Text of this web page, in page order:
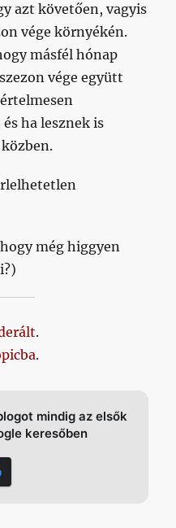
azt követően, vagyis
vége környékén.
másfél hónap
vége együtt
ha lesznek is
még higgyen
.
.
mindig az elsők
keresőben